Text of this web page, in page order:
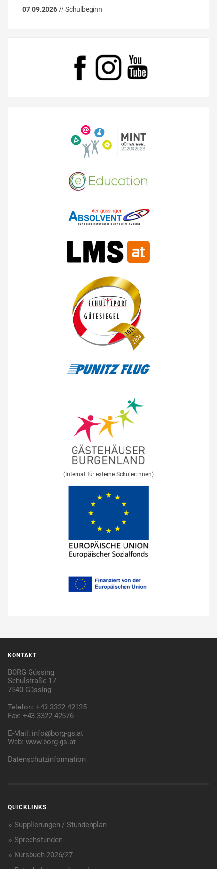
07.09.2026 // Schulbeginn
(Internat für externe Schüler:innen)
KONTAKT
BORG Güssing
Schulstraße 17
7540 Güssing
Telefon: +43 3322 42125
Fax: +43 3322 42576
E-Mail: info@borg-gs.at
Web:www.borg-gs.at
Datenschutzinformation
QUICKLINKS
Supplierungen / Stundenplan
Sprechstunden
Kursbuch 2026/27